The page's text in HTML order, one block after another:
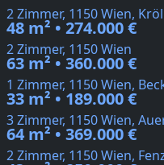
2 Zimmer, 1150 Wien,
48 m² • 274.000 €
2 Zimmer, 1150 Wien
63 m² • 360.000 €
1 Zimmer, 1150 Wien,
33 m² • 189.000 €
3 Zimmer, 1150 Wien,
64 m² • 369.000 €
2 Zimmer, 1150 Wien,